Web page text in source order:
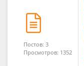
Постов: 3
Просмотров: 1352